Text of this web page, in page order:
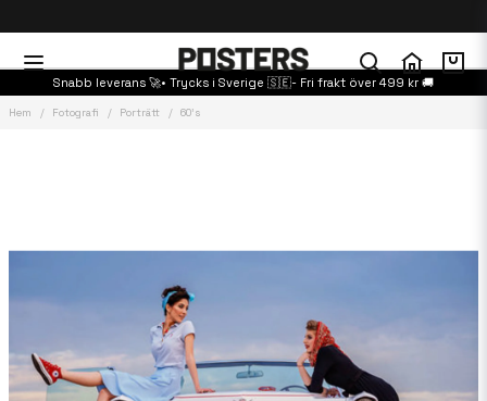
Snabb leverans 🚀• Trycks i Sverige 🇸🇪- Fri frakt över 499 kr 🚚
Hem Fotografi Porträtt 60's